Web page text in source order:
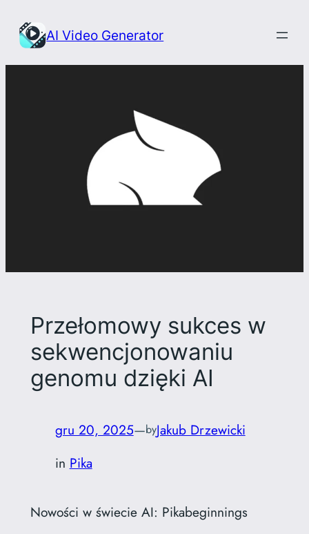
treści
AI Video Generator
Przełomowy sukces w
sekwencjonowaniu
genomu dzięki AI
gru 20, 2025—byJakub Drzewicki
in Pika
Nowości w świecie AI: Pikabeginnings